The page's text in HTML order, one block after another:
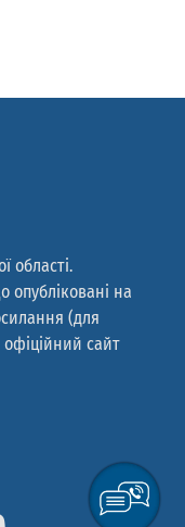
області.
опубліковані на
(для
сайт